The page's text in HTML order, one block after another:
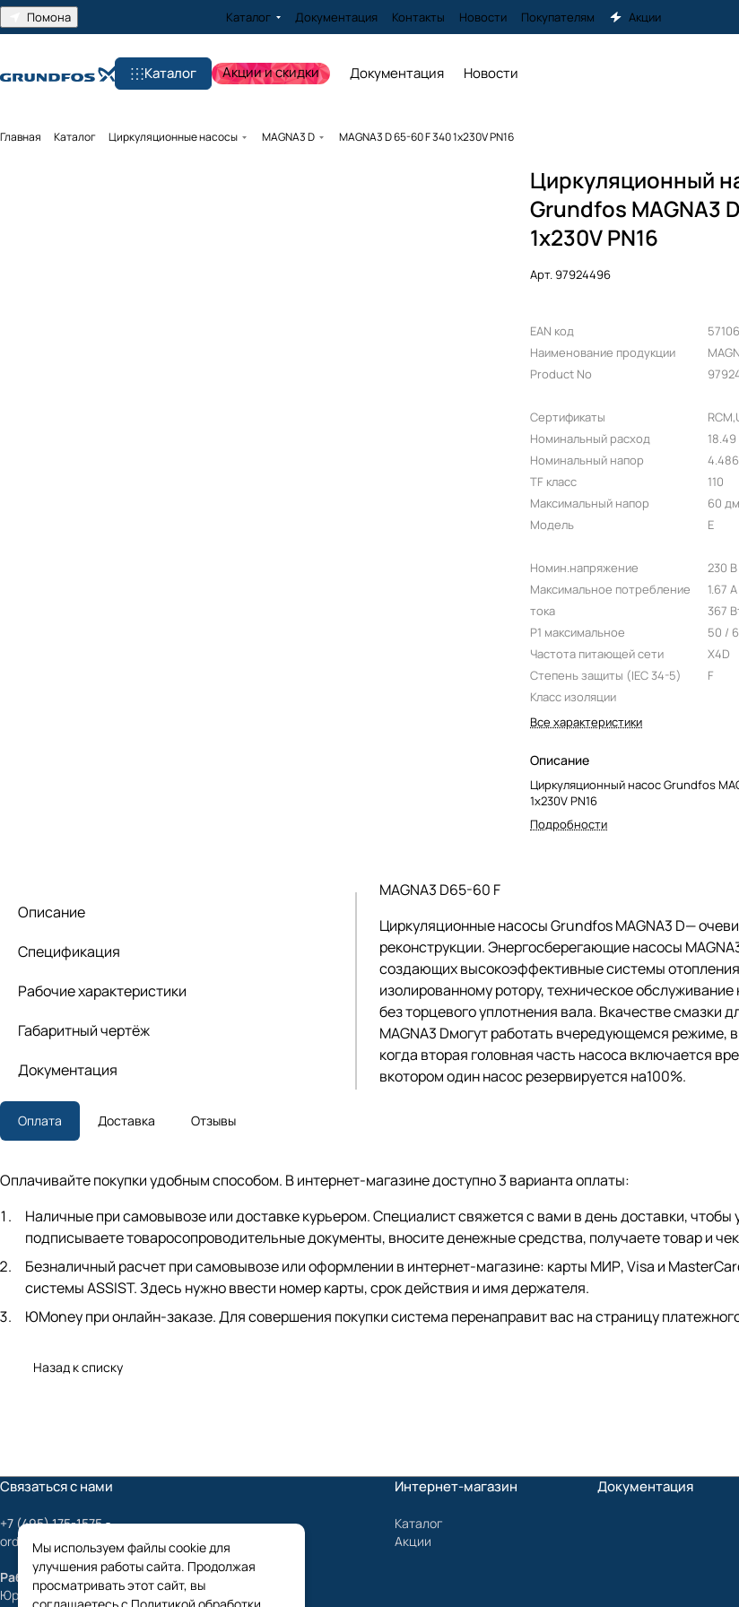
Помона Каталог Документация Контакты Новости Покупателям Акции
Каталог Акции и скидки Документация Новости
Главная Каталог Циркуляционные насосы MAGNA3 D MAGNA3 D 65-60 F 340 1x230V PN16
Циркуляционный
Grundfos MAGNA3
1x230V PN16
Арт.97924496
EAN код
Наименование продукции
Product No
Сертификаты
Номинальный расход
Номинальный напор
TF класс
Максимальный напор
Модель
110
60 дм
E
Номин.напряжение
Максимальное потребление
тока
P1 максимальное
Частота питающей сети
Степень защиты (IEC 34-5)
Класс изоляции
230 В
1.67 A
367
50 /
X4D
F
Все характеристики
Описание
Циркуляционный насос Grundfos
1x230V PN16
Подробности
Описание
Спецификация
Рабочие характеристики
Габаритный чертёж
Документация
MAGNA3 D65-60 F
Циркуляционные насосы Grundfos MAGNA3 D—
реконструкции. Энергосберегающие насосы
создающих высокоэффективные системы
изолированному ротору, техническое
без торцевого уплотнения вала. Вкачестве
MAGNA3 Dмогут работать вчередующемся режиме,
когда вторая головная часть насоса включается
вкотором один насос резервируется на100%.
Оплата Доставка Отзывы
Оплачивайте покупки удобным способом. В интернет-магазине доступно 3 варианта оплаты:
Наличные при самовывозе или доставке курьером. Специалист свяжется с вами в день доставки,
подписываете товаросопроводительные документы, вносите денежные средства, получаете товар и
Безналичный расчет при самовывозе или оформлении в интернет-магазине: карты МИР, Visa и
системы ASSIST. Здесь нужно ввести номер карты, срок действия и имя держателя.
ЮMoney при онлайн-заказе. Для совершения покупки система перенаправит вас на страницу
Назад к списку
Связаться с нами
+7 (495) 175-1575
order@mygrundfos.ru
Работаем только с юридическими лицами
Юридический адрес:
Интернет-магазин
Каталог
Акции
Документация
Мы используем файлы cookie для
улучшения работы сайта. Продолжая
просматривать этот сайт, вы